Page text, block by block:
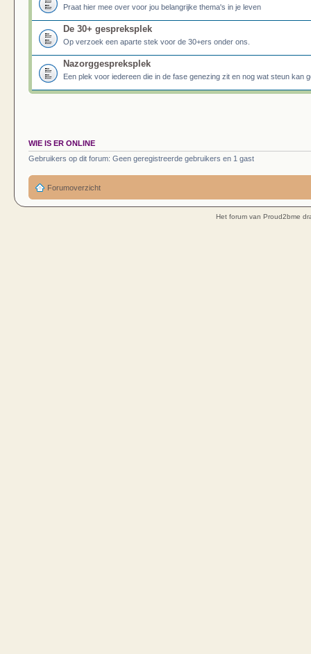
Praat hier mee over voor jou belangrijke thema's in je leven
De 30+ gespreksplek
Op verzoek een aparte stek voor de 30+ers onder ons.
Nazorggespreksplek
Een plek voor iedereen die in de fase genezing zit en nog wat steun kan
WIE IS ER ONLINE
Gebruikers op dit forum: Geen geregistreerde gebruikers en 1 gast
Forumoverzicht
Het forum van Proud2bme